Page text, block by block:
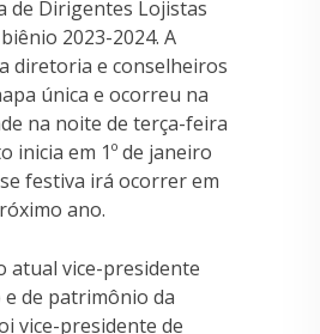
de Dirigentes Lojistas
2023-2024. A
diretoria e conselheiros
única e ocorreu na
na noite de terça-feira
inicia em 1º de janeiro
festiva irá ocorrer em
ano.
atual vice-presidente
de patrimônio da
vice-presidente de